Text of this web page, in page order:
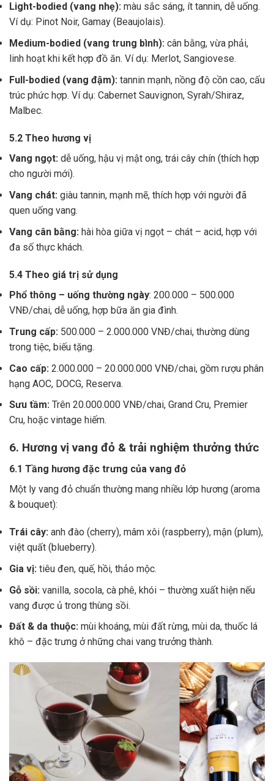
Light-bodied (vang nhẹ): màu sắc sáng, ít tannin, dễ uống.
Ví dụ: Pinot Noir, Gamay (Beaujolais).
Medium-bodied (vang trung bình): cân bằng, vừa phải,
linh hoạt khi kết hợp đồ ăn. Ví dụ: Merlot, Sangiovese.
Full-bodied (vang đậm): tannin mạnh, nồng độ cồn cao, cấu
trúc phức hợp. Ví dụ: Cabernet Sauvignon, Syrah/Shiraz,
Malbec.
5.2 Theo hương vị
Vang ngọt: dễ uống, hậu vị mật ong, trái cây chín (thích hợp
cho người mới).
Vang chát: giàu tannin, mạnh mẽ, thích hợp với người đã
quen uống vang.
Vang cân bằng: hài hòa giữa vị ngọt – chát – acid, hợp với
đa số thực khách.
5.4 Theo giá trị sử dụng
Phổ thông – uống thường ngày: 200.000 – 500.000
VNĐ/chai, dễ uống, hợp bữa ăn gia đình.
Trung cấp: 500.000 – 2.000.000 VNĐ/chai, thường dùng
trong tiệc, biếu tặng.
Cao cấp: 2.000.000 – 20.000.000 VNĐ/chai, gồm rượu phân
hạng AOC, DOCG, Reserva.
Sưu tầm: Trên 20.000.000 VNĐ/chai, Grand Cru, Premier
Cru, hoặc vintage hiếm.
6. Hương vị vang đỏ & trải nghiệm thưởng thức
6.1 Tầng hương đặc trưng của vang đỏ
Một ly vang đỏ chuẩn thường mang nhiều lớp hương (aroma
& bouquet):
Trái cây: anh đào (cherry), mâm xôi (raspberry), mận (plum),
việt quất (blueberry).
Gia vị: tiêu đen, quế, hồi, thảo mộc.
Gỗ sồi: vanilla, socola, cà phê, khói – thường xuất hiện nếu
vang được ủ trong thùng sồi.
Đất & da thuộc: mùi khoáng, mùi đất rừng, mùi da, thuốc lá
khô – đặc trưng ở những chai vang trưởng thành.